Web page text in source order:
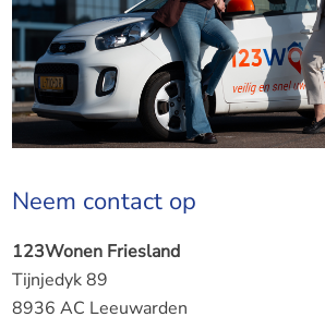
Neem contact op
123Wonen Friesland
Tijnjedyk 89
8936 AC Leeuwarden